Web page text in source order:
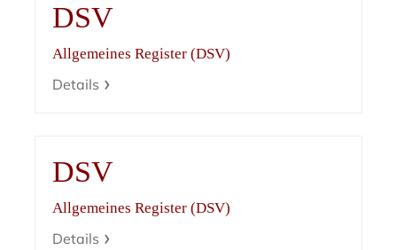
DSV
Allgemeines Register (DSV)
Details
DSV
Allgemeines Register (DSV)
Details